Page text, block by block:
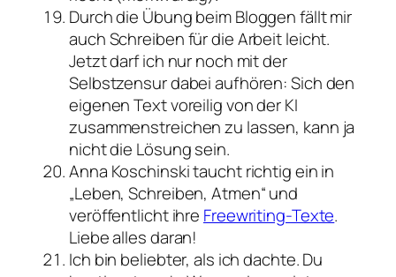
Durch die Übung beim Bloggen fällt mir
auch Schreiben für die Arbeit leicht.
Jetzt darf ich nur noch mit der
Selbstzensur dabei aufhören: Sich den
eigenen Text voreilig von der KI
zusammenstreichen zu lassen, kann ja
nicht die Lösung sein.
Anna Koschinski taucht richtig ein in
„Leben, Schreiben, Atmen“ und
veröffentlicht ihre Freewriting-Texte.
Liebe alles daran!
Ich bin beliebter, als ich dachte. Du